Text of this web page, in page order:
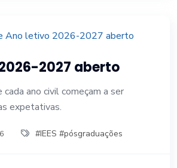
2027 aberto
cada ano civil começam a ser
expetativas.
#IEES #pósgraduações